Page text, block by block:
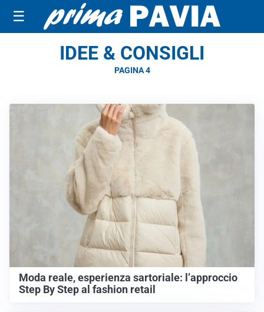
☰
IDEE & CONSIGLI
PAGINA 4
Moda reale, esperienza sartoriale: l’approccio
Step By Step al fashion retail